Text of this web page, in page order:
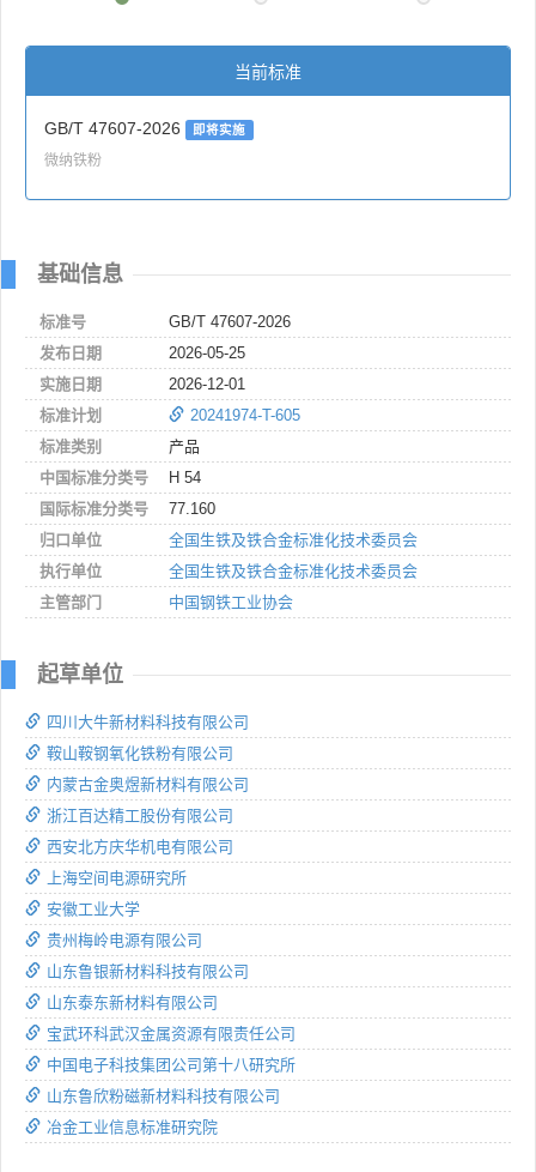
当前标准
GB/T 47607-2026 即将实施
微纳铁粉
基础信息
标准号
GB/T 47607-2026
发布日期
2026-05-25
实施日期
2026-12-01
标准计划
20241974-T-605
标准类别
产品
中国标准分类号
H 54
国际标准分类号
77.160
归口单位
全国生铁及铁合金标准化技术委员会
执行单位
全国生铁及铁合金标准化技术委员会
主管部门
中国钢铁工业协会
起草单位
四川大牛新材料科技有限公司
鞍山鞍钢氧化铁粉有限公司
内蒙古金奥煜新材料有限公司
浙江百达精工股份有限公司
西安北方庆华机电有限公司
上海空间电源研究所
安徽工业大学
贵州梅岭电源有限公司
山东鲁银新材料科技有限公司
山东泰东新材料有限公司
宝武环科武汉金属资源有限责任公司
中国电子科技集团公司第十八研究所
山东鲁欣粉磁新材料科技有限公司
冶金工业信息标准研究院